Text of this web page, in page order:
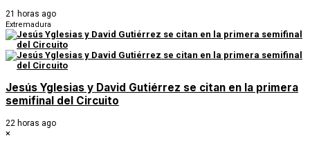
21 horas ago
Extremadura
Jesús Yglesias y David Gutiérrez se citan en la primera
semifinal del Circuito
22 horas ago
×